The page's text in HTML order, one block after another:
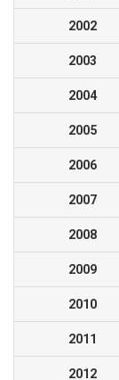
2002
2003
2004
2005
2006
2007
2008
2009
2010
2011
2012